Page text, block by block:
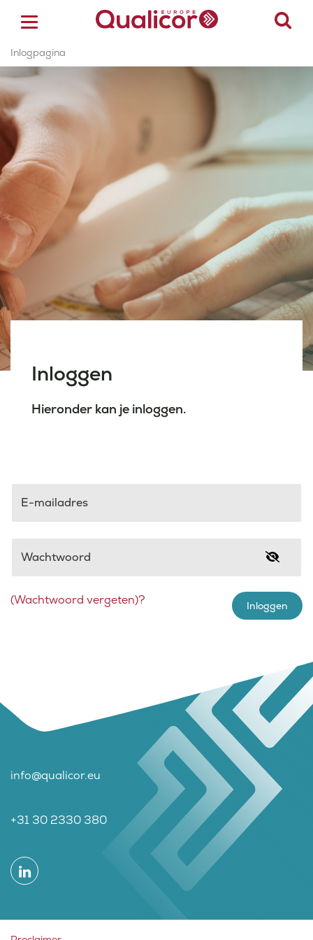
ACCREDITATIE
CERTIFICERING
ACADEMY
ZORGSECTOREN
OVER ONS
CONTACT
Inlogpagina
Inloggen
Hieronder kan je inloggen.
E-mailadres
Wachtwoord
Inloggen
(Wachtwoord vergeten)?
info@qualicor.eu
+31 30 2330 380